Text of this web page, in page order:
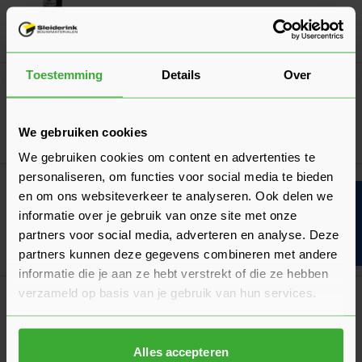
Toestemming Details Over
We gebruiken cookies
We gebruiken cookies om content en advertenties te
personaliseren, om functies voor social media te bieden
en om ons websiteverkeer te analyseren. Ook delen we
informatie over je gebruik van onze site met onze
partners voor social media, adverteren en analyse. Deze
partners kunnen deze gegevens combineren met andere
informatie die je aan ze hebt verstrekt of die ze hebben
verzameld op basis van je gebruik van hun services.
Alles accepteren
Ga
Verkrijgbaar in 4 kleuren
Nu13,92
Griffon Kokerpistool (art. 0698400410)
28,70
In
Meest gekocht!
Dyckerhoff Comfort Portland Cement
(3 Beoordelingen)
7,56 per zak